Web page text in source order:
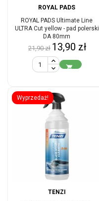
ROYAL PADS
ROYAL PADS Ultimate Line
ULTRA Cut yellow - pad polerski
DA 80mm
Cena
podstawowa
21,90 zł Cena
13,90 zł

Wyprzedaż!
TENZI